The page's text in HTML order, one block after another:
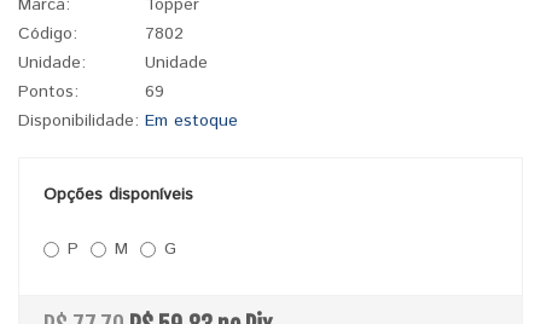
Código:
7802
Unidade:
Unidade
Pontos:
69
Disponibilidade: Em estoque
Opções disponíveis
P M G